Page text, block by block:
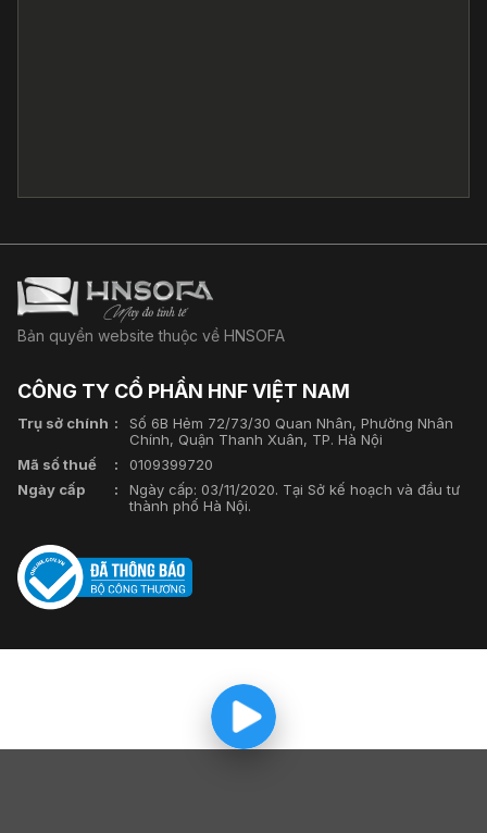
Bản quyền website thuộc về HNSOFA
CÔNG TY CỔ PHẦN HNF VIỆT NAM
Trụ sở chính
Số 6B Hẻm 72/73/30 Quan Nhân, Phường Nhân
Chính, Quận Thanh Xuân, TP. Hà Nội
Mã số thuế
0109399720
Ngày cấp
Ngày cấp: 03/11/2020. Tại Sở kế hoạch và đầu tư
thành phố Hà Nội.